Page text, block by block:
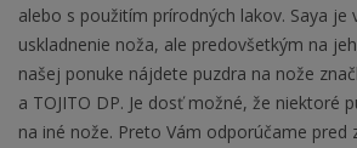
alebo s použitím prírodných lakov. Saya je
uskladnenie noža, ale predovšetkým na
našej ponuke nájdete puzdra na nože
a TOJITO DP. Je dosť možné, že niektoré
na iné nože. Preto Vám odporúčame pred